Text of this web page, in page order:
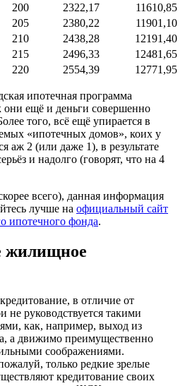
200 2322,17
11610,85
205 2380,22
11901,10
210 2438,28
12191,40
215 2496,33
12481,65
220 2554,39 12771,95
ипотечная программа
они ещё и деньги совершенно
того, всё ещё упирается в
«ипотечных домов», коих у
аж 2 (или даже 1), в результате
и надолго (говорят, что на 4
всего), данная информация
лучше на официальный сайт
ипотечного фонда.
жилищное
в отличие от
не руководствуется такими
как, например, выход из
а движимо преимущественно
соображениями.
только редкие зрелые
кредитование своих